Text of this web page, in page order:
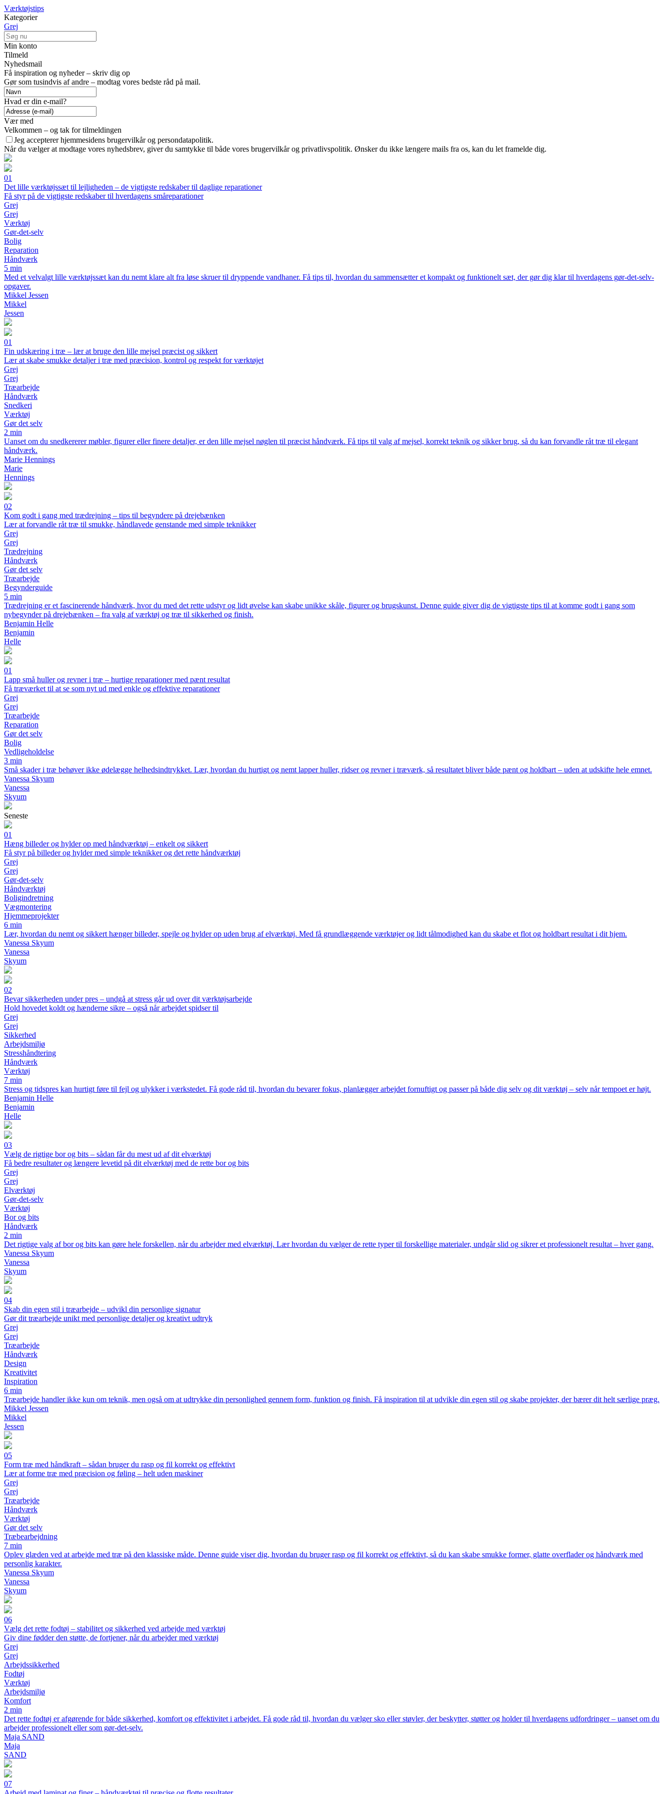
Værktøjstips
Kategorier
Grej
Min konto
Tilmeld
Nyhedsmail
Få inspiration og nyheder – skriv dig op
Gør som tusindvis af andre – modtag vores bedste råd på mail.
Hvad er din e-mail?
Vær med
Velkommen – og tak for tilmeldingen
Jeg accepterer hjemmesidens brugervilkår og persondatapolitik.
Når du vælger at modtage vores nyhedsbrev, giver du samtykke til både vores brugervilkår og privatlivspolitik. Ønsker du ikke længere mails fra os, kan du let framelde dig.
01
Det lille værktøjssæt til lejligheden – de vigtigste redskaber til daglige reparationer
Få styr på de vigtigste redskaber til hverdagens småreparationer
Grej
Grej
Værktøj
Gør-det-selv
Bolig
Reparation
Håndværk
5 min
Med et velvalgt lille værktøjssæt kan du nemt klare alt fra løse skruer til dryppende vandhaner. Få tips til, hvordan du sammensætter et kompakt og funktionelt sæt, der gør dig klar til hverdagens gør-det-selv-
opgaver.
Mikkel Jessen
Mikkel
Jessen
01
Fin udskæring i træ – lær at bruge den lille mejsel præcist og sikkert
Lær at skabe smukke detaljer i træ med præcision, kontrol og respekt for værktøjet
Grej
Grej
Træarbejde
Håndværk
Snedkeri
Værktøj
Gør det selv
2 min
Uanset om du snedkererer møbler, figurer eller finere detaljer, er den lille mejsel nøglen til præcist håndværk. Få tips til valg af mejsel, korrekt teknik og sikker brug, så du kan forvandle råt træ til elegant
håndværk.
Marie Hennings
Marie
Hennings
02
Kom godt i gang med trædrejning – tips til begyndere på drejebænken
Lær at forvandle råt træ til smukke, håndlavede genstande med simple teknikker
Grej
Grej
Trædrejning
Håndværk
Gør det selv
Træarbejde
Begynderguide
5 min
Trædrejning er et fascinerende håndværk, hvor du med det rette udstyr og lidt øvelse kan skabe unikke skåle, figurer og brugskunst. Denne guide giver dig de vigtigste tips til at komme godt i gang som
nybegynder på drejebænken – fra valg af værktøj og træ til sikkerhed og finish.
Benjamin Helle
Benjamin
Helle
01
Lapp små huller og revner i træ – hurtige reparationer med pænt resultat
Få træværket til at se som nyt ud med enkle og effektive reparationer
Grej
Grej
Træarbejde
Reparation
Gør det selv
Bolig
Vedligeholdelse
3 min
Små skader i træ behøver ikke ødelægge helhedsindtrykket. Lær, hvordan du hurtigt og nemt lapper huller, ridser og revner i træværk, så resultatet bliver både pænt og holdbart – uden at udskifte hele emnet.
Vanessa Skyum
Vanessa
Skyum
Seneste
01
Hæng billeder og hylder op med håndværktøj – enkelt og sikkert
Få styr på billeder og hylder med simple teknikker og det rette håndværktøj
Grej
Grej
Gør-det-selv
Håndværktøj
Boligindretning
Vægmontering
Hjemmeprojekter
6 min
Lær, hvordan du nemt og sikkert hænger billeder, spejle og hylder op uden brug af elværktøj. Med få grundlæggende værktøjer og lidt tålmodighed kan du skabe et flot og holdbart resultat i dit hjem.
Vanessa Skyum
Vanessa
Skyum
02
Bevar sikkerheden under pres – undgå at stress går ud over dit værktøjsarbejde
Hold hovedet koldt og hænderne sikre – også når arbejdet spidser til
Grej
Grej
Sikkerhed
Arbejdsmiljø
Stresshåndtering
Håndværk
Værktøj
7 min
Stress og tidspres kan hurtigt føre til fejl og ulykker i værkstedet. Få gode råd til, hvordan du bevarer fokus, planlægger arbejdet fornuftigt og passer på både dig selv og dit værktøj – selv når tempoet er højt.
Benjamin Helle
Benjamin
Helle
03
Vælg de rigtige bor og bits – sådan får du mest ud af dit elværktøj
Få bedre resultater og længere levetid på dit elværktøj med de rette bor og bits
Grej
Grej
Elværktøj
Gør-det-selv
Værktøj
Bor og bits
Håndværk
2 min
Det rigtige valg af bor og bits kan gøre hele forskellen, når du arbejder med elværktøj. Lær hvordan du vælger de rette typer til forskellige materialer, undgår slid og sikrer et professionelt resultat – hver gang.
Vanessa Skyum
Vanessa
Skyum
04
Skab din egen stil i træarbejde – udvikl din personlige signatur
Gør dit træarbejde unikt med personlige detaljer og kreativt udtryk
Grej
Grej
Træarbejde
Håndværk
Design
Kreativitet
Inspiration
6 min
Træarbejde handler ikke kun om teknik, men også om at udtrykke din personlighed gennem form, funktion og finish. Få inspiration til at udvikle din egen stil og skabe projekter, der bærer dit helt særlige præg.
Mikkel Jessen
Mikkel
Jessen
05
Form træ med håndkraft – sådan bruger du rasp og fil korrekt og effektivt
Lær at forme træ med præcision og føling – helt uden maskiner
Grej
Grej
Træarbejde
Håndværk
Værktøj
Gør det selv
Træbearbejdning
7 min
Oplev glæden ved at arbejde med træ på den klassiske måde. Denne guide viser dig, hvordan du bruger rasp og fil korrekt og effektivt, så du kan skabe smukke former, glatte overflader og håndværk med
personlig karakter.
Vanessa Skyum
Vanessa
Skyum
06
Vælg det rette fodtøj – stabilitet og sikkerhed ved arbejde med værktøj
Giv dine fødder den støtte, de fortjener, når du arbejder med værktøj
Grej
Grej
Arbejdssikkerhed
Fodtøj
Værktøj
Arbejdsmiljø
Komfort
2 min
Det rette fodtøj er afgørende for både sikkerhed, komfort og effektivitet i arbejdet. Få gode råd til, hvordan du vælger sko eller støvler, der beskytter, støtter og holder til hverdagens udfordringer – uanset om du
arbejder professionelt eller som gør-det-selv.
Maja SAND
Maja
SAND
07